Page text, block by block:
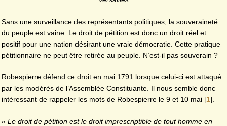
Sans une surveillance des représentants politiques, la souveraineté
du peuple est vaine. Le droit de pétition est donc un droit réel et
positif pour une nation désirant une vraie démocratie. Cette pratique
pétitionnaire ne peut être retirée au peuple. N’est-il pas souverain ?
Robespierre défend ce droit en mai 1791 lorsque celui-ci est attaqué
par les modérés de l’Assemblée Constituante. Il nous semble donc
intéressant de rappeler les mots de Robespierre le 9 et 10 mai [1].
« Le droit de pétition est le droit imprescriptible de tout homme en